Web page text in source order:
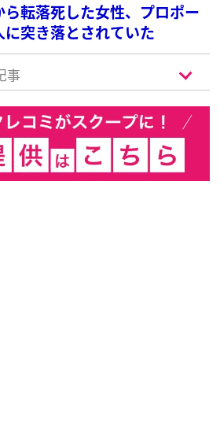
ら転落死した女性、プロポー
突き落とされていた
事